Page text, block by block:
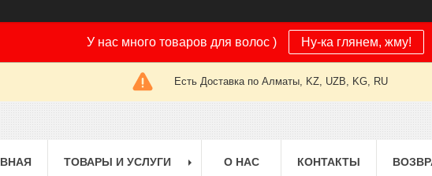
У нас много товаров для волос ) Ну-ка глянем, жму!
Есть Доставка по Алматы, KZ, UZB, KG, RU
ТОВАРЫ И УСЛУГИ О НАС КОНТАКТЫ